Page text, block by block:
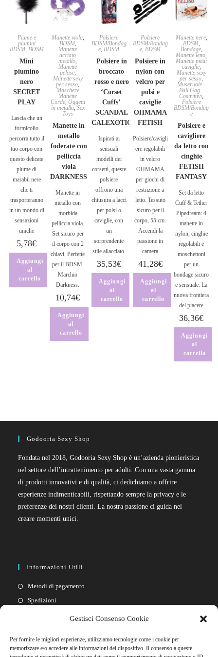
Gestisci Consenso Cookie
Per fornire le migliori esperienze, utilizziamo tecnologie come i cookie per
memorizzare e/o accedere alle informazioni del dispositivo. Il consenso a queste
Piume e
piumini
BDSM, BDSM
Mini
piumino
nero
SECRET
PLAY
Lascia che un
formicolio
percorra tutto il
tuo corpo con
questo delicate
piume di
marabù nere
che ti
trasporteranno
in un mondo di
sensazioni
uniche
5,78€
Aggiungi
al
carrello
Manette viola,
BDSM,
Manette
acciaio
metallo
Manette
pelose,
Manette sexy
per sesso
Maschere
Manette
Corde, Oggetti
in metallo,Sex
Toys
Manette in
metallo
foderate con
pelliccia
viola
DARKNESS
Manette in
metallo con
morbida
pelliccia viola.
Set sicuro per
il corpo con 2
chiavi. Perfette
per il BDSM.
Marchio
Darkness.
10,74€
Aggiungi
al
carrello
Polsiere
BDSM/Bondag
e BDSM
Polsiere in
broccato
rosso e nero
‘Corset
Cuffs’
SCANDAL
CALEXOTIC
Ispirati ai
sensuali
modelli dei
corsetti, queste
polsiere
offrono una
chiusura a lacci
per polsi o
caviglie, con
un
sorprendente
stile allacciato.
35,53€
Aggiungi
al
carrello
Polsiere
BDSM/Bondag
e BDSM
Polsiere in
nylon con
velcro per
polsi e
caviglie
OHMAMA
FETISH
Polsiere/cavigli
ere regolabili
in velcro
OHMAMA
per giochi di
restrizione a
letto. Tessuto
sicuro per il
corpo, 55 cm.
Accendi la
passione in
camera
41,28€
Aggiungi
al
carrello
Manette nere,
BDSM,
Bondage,
Manette letto
Manette piedi
caviglie,
Manette sexy
per sesso
Museruole -
Ball Gag -
Costrittivi
Polsiere
BDSM/Bondag
e
Polsiere e
cavigliere
da letto con
cinghie
FETISH
FANTASY
Set da letto
Cuff & Tether
Pipedream: 4
manette in
nylon, cinghie
regolabili e
moschettoni
per un
bondage sicuro
e sensuale. La
nuova frontiera
del piacere
36,36€
Aggiungi
al
carrello
Godooria Sexy Shop
Fondata nel 2018, Godooria Sexy Shop è un’azienda pionieristica
nel settore dell’intrattenimento per adulti. Con una vasta gamma
di prodotti innovativi e di qualità, ci dedichiamo a offrire
esperienze indimenticabili, rispettando sempre la privacy e le
preferenze dei nostri clienti. La nostra passione ci guida nel
creare momenti unici.
Informazioni Utili
Metodi di pagamento
Spedizioni
Cookie policy